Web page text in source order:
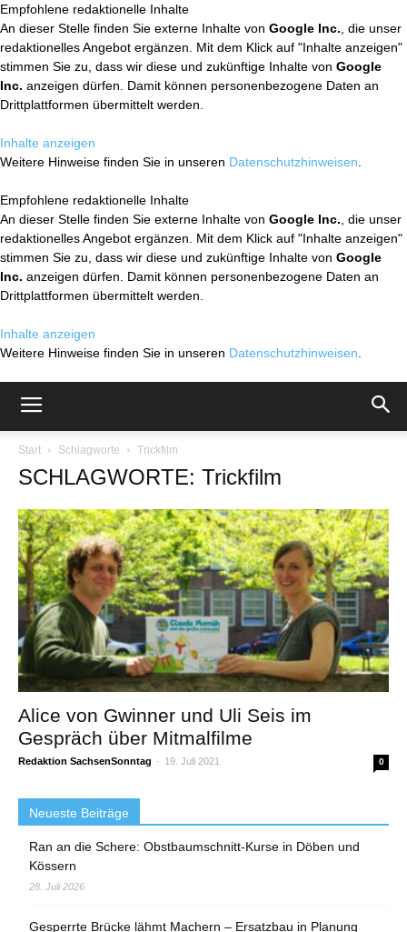
Empfohlene redaktionelle Inhalte
An dieser Stelle finden Sie externe Inhalte von Google Inc. , die unser
redaktionelles Angebot ergänzen. Mit dem Klick auf "Inhalte anzeigen"
stimmen Sie zu, dass wir diese und zukünftige Inhalte von Google
Inc. anzeigen dürfen. Damit können personenbezogene Daten an
Drittplattformen übermittelt werden.
Inhalte anzeigen
Weitere Hinweise finden Sie in unseren Datenschutzhinweisen
Empfohlene redaktionelle Inhalte
An dieser Stelle finden Sie externe Inhalte von Google Inc. , die unser
redaktionelles Angebot ergänzen. Mit dem Klick auf "Inhalte anzeigen"
stimmen Sie zu, dass wir diese und zukünftige Inhalte von Google
Inc. anzeigen dürfen. Damit können personenbezogene Daten an
Drittplattformen übermittelt werden.
Inhalte anzeigen
Weitere Hinweise finden Sie in unseren Datenschutzhinweisen
Start Schlagworte Trickfilm
SCHLAGWORTE: Trickfilm
Alice von Gwinner und Uli Seis im
Gespräch über Mitmalfilme
Redaktion SachsenSonntag - 19. Juli 2021 0
Neueste Beiträge
Ran an die Schere: Obstbaumschnitt-Kurse in Döben und
Kössern
28. Juli 2026
Gesperrte Brücke lähmt Machern – Ersatzbau in Planung